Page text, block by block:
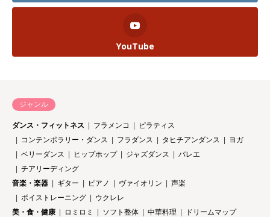
YouTube
ジャンル
ダンス・フィットネス フラメンコ
ピラティス
コンテンポラリー・ダンス
フラダンス タヒチアンダンス
ヨガ
ベリーダンス
ヒップホップ ジャズダンス
バレエ
チアリーディング
音楽・楽器
ギター ピアノ ヴァイオリン
声楽
ボイストレーニング
ウクレレ
美・食・健康
ロミロミ ソフト整体 中華料理
ドリームマップ